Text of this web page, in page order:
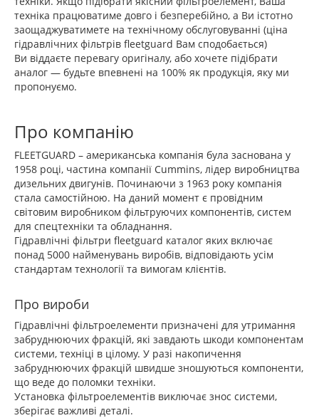
техніка працюватиме довго і безперебійно, а Ви істотно
заощаджуватимете на технічному обслуговуванні (ціна
гідравлічних фільтрів fleetguard Вам сподобається)
Ви віддаєте перевагу оригіналу, або хочете підібрати
аналог — будьте впевнені на 100% як продукція, яку ми
пропонуємо.
Про компанію
FLEETGUARD – американська компанія була заснована у
1958 році, частина компанії Cummins, лідер виробництва
дизельних двигунів. Починаючи з 1963 року компанія
стала самостійною. На даний момент є провідним
світовим виробником фільтруючих компонентів, систем
для спецтехніки та обладнання.
Гідравлічні фільтри fleetguard каталог яких включає
понад 5000 найменувань виробів, відповідають усім
стандартам технології та вимогам клієнтів.
Про вироби
Гідравлічні фільтроелементи призначені для утримання
забруднюючих фракцій, які завдають шкоди компонентам
системи, техніці в цілому. У разі накопичення
забруднюючих фракцій швидше зношуються компоненти,
що веде до поломки техніки.
Установка фільтроелементів виключає знос системи,
зберігає важливі деталі.